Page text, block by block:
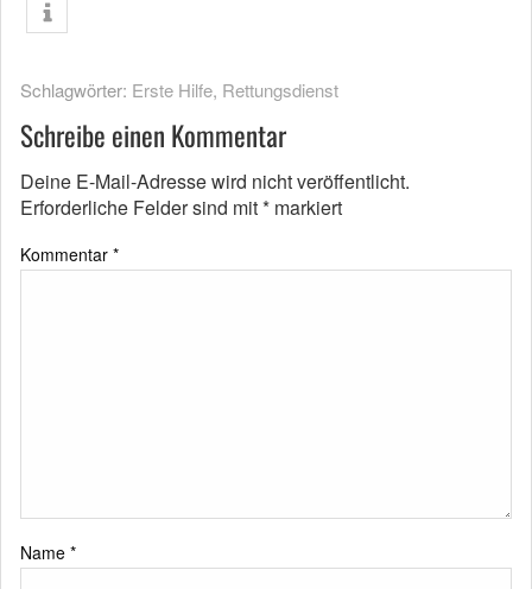
Schlagwörter: Erste Hilfe, Rettungsdienst
Schreibe einen Kommentar
Deine E-Mail-Adresse wird nicht veröffentlicht.
Erforderliche Felder sind mit* markiert
Kommentar *
Name *